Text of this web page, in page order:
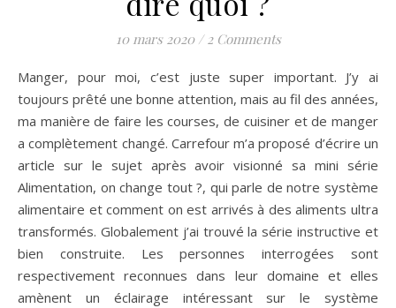
10 mars 2020 / 2 Comments
Manger, pour moi, c’est juste super important. J’y ai
toujours prêté une bonne attention, mais au fil des années,
ma manière de faire les courses, de cuisiner et de manger
a complètement changé. Carrefour m’a proposé d’écrire un
article sur le sujet après avoir visionné sa mini série
Alimentation, on change tout ?, qui parle de notre système
alimentaire et comment on est arrivés à des aliments ultra
transformés. Globalement j’ai trouvé la série instructive et
bien construite. Les personnes interrogées sont
respectivement reconnues dans leur domaine et elles
amènent un éclairage intéressant sur le système